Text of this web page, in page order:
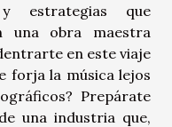
y estrategias que
una obra maestra
en este viaje
forja la música lejos
Prepárate
una industria que,